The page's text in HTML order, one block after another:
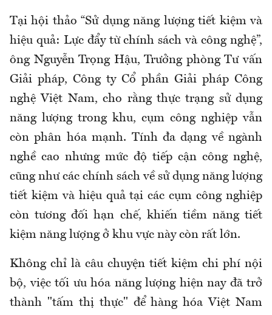
Tại hội thảo “Sử dụng năng lượng tiết kiệm và
hiệu quả: Lực đẩy từ chính sách và công nghệ”,
ông Nguyễn Trọng Hậu, Trưởng phòng Tư vấn
Giải pháp, Công ty Cổ phần Giải pháp Công
nghệ Việt Nam, cho rằng thực trạng sử dụng
năng lượng trong khu, cụm công nghiệp vẫn
còn phân hóa mạnh. Tính đa dạng về ngành
nghề cao nhưng mức độ tiếp cận công nghệ,
cũng như các chính sách về sử dụng năng lượng
tiết kiệm và hiệu quả tại các cụm công nghiệp
còn tương đối hạn chế, khiến tiềm năng tiết
kiệm năng lượng ở khu vực này còn rất lớn.
Không chỉ là câu chuyện tiết kiệm chi phí nội
bộ, việc tối ưu hóa năng lượng hiện nay đã trở
thành "tấm thị thực" để hàng hóa Việt Nam